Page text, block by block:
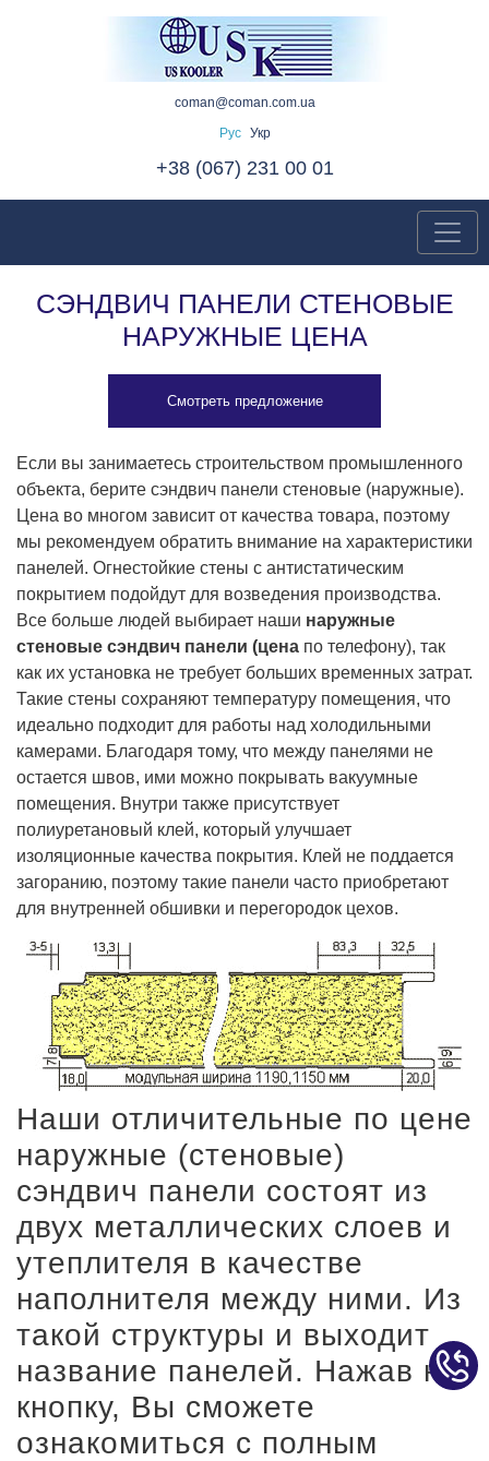
coman@coman.com.ua
Рус
Укр
+38 (067) 231 00 01
СЭНДВИЧ ПАНЕЛИ СТЕНОВЫЕ
НАРУЖНЫЕ ЦЕНА
Смотреть предложение
Если вы занимаетесь строительством промышленного
объекта, берите сэндвич панели стеновые (наружные).
Цена во многом зависит от качества товара, поэтому
мы рекомендуем обратить внимание на характеристики
панелей. Огнестойкие стены с антистатическим
покрытием подойдут для возведения производства.
Все больше людей выбирает наши наружные
стеновые сэндвич панели (цена по телефону), так
как их установка не требует больших временных затрат.
Такие стены сохраняют температуру помещения, что
идеально подходит для работы над холодильными
камерами. Благодаря тому, что между панелями не
остается швов, ими можно покрывать вакуумные
помещения. Внутри также присутствует
полиуретановый клей, который улучшает
изоляционные качества покрытия. Клей не поддается
загоранию, поэтому такие панели часто приобретают
для внутренней обшивки и перегородок цехов.
Наши отличительные по цене
наружные (стеновые)
сэндвич панели состоят из
двух металлических слоев и
утеплителя в качестве
наполнителя между ними. Из
такой структуры и выходит
название панелей. Нажав на
кнопку, Вы сможете
ознакомиться с полным